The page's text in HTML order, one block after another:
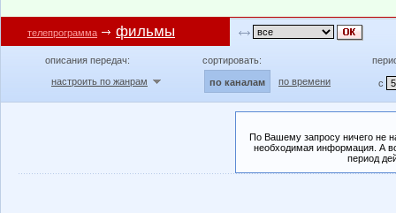
телепрограмма фильмы
описания передач:
настроить по жанрам
сортировать:
по каналам по времени с
По Вашему запросу ничего не
необходимая информация. А
период